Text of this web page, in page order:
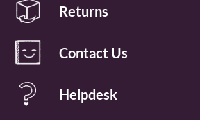
Returns
Contact Us
Helpdesk